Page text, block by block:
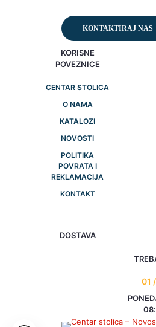
KONTAKTIRAJ NAS
KORISNE
POVEZNICE
CENTAR STOLICA
O NAMA
KATALOZI
NOVOSTI
POLITIKA
POVRATA I
REKLAMACIJA
KONTAKT
DOSTAVA
01